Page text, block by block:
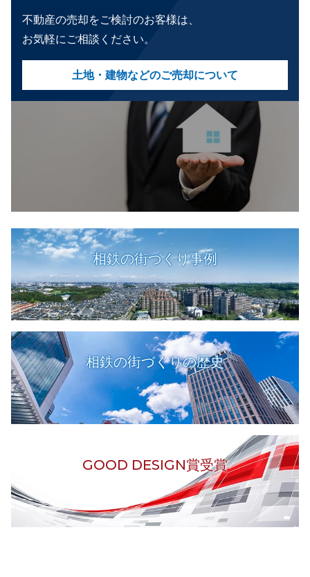
不動産の売却をご検討のお客様は、
お気軽にご相談ください。
土地・建物などのご売却について
相鉄の街づくり事例
相鉄の街づくりの歴史
GOOD DESIGN賞受賞